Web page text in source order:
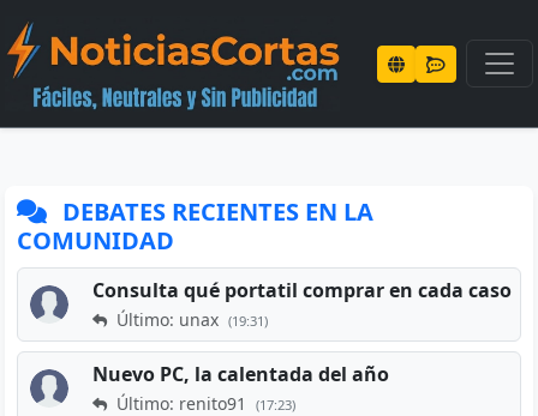
DEBATES RECIENTES EN LA
COMUNIDAD
Consulta qué portatil comprar en cada caso
Último: unax (19:31)
Nuevo PC, la calentada del año
Último: renito91 (17:23)